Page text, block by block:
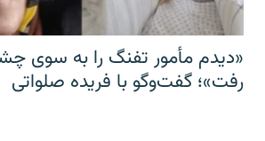
«دیدم مأمور تفنگ را به سوی
رفت»؛ گفت‌و‌گو با فریده صلواتی